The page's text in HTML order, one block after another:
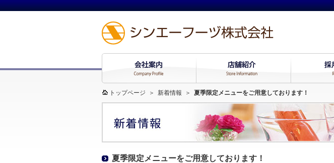
トップページ ＞ 新着情報 ＞ 夏季限定メニューをご用意しております！
夏季限定メニューをご用意しております！